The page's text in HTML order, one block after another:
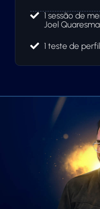
1 sessão de
Joel Quaresma
1 teste de